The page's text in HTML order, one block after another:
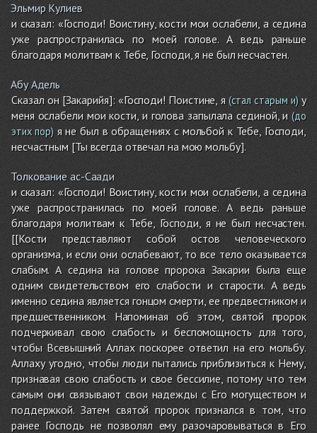
Эльмир Кулиев
и сказал: «Господи! Воистину, кости мои ослабели, а седина
уже распространилась по моей голове. А ведь раньше
благодаря молитвам к Тебе, Господи, я не был несчастен.
Абу Адель
Сказал он [Закарийя]: «Господи! Поистине, я(стал старым и)у
меня ослабели мои кости, и голова запылала сединой, и (до
этих пор) я не был в обращениях с мольбой к Тебе, Господи,
несчастным [Ты всегда отвечал на мою мольбу].
Толкование ас-Саади
и сказал: «Господи! Воистину, кости мои ослабели, а седина
уже распространилась по моей голове. А ведь раньше
благодаря молитвам к Тебе, Господи, я не был несчастен.
[[Кости представляют собой остов человеческого
организма, и если они ослабевают, то все тело оказывается
слабым. А седина на голове пророка Закарии была еще
одним свидетельством его слабости и старости. А ведь
именно седина является гонцом смерти, ее предвестником и
предшественником. Напоминая об этом, святой пророк
подчеркивал свою слабость и беспомощность для того,
чтобы Всевышний Аллах поскорее ответил на его мольбу.
Аллаху угодно, чтобы люди пытались приблизиться к Нему,
признавая свою слабость и свое бессилие, потому что тем
самым они связывают свои надежды с Его могуществом и
поддержкой. Затем святой пророк признался в том, что
ранее Господь не позволял ему разочаровываться в Его